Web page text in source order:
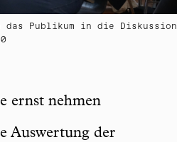
das Publikum in die Diskussion
ernst nehmen
Auswertung der